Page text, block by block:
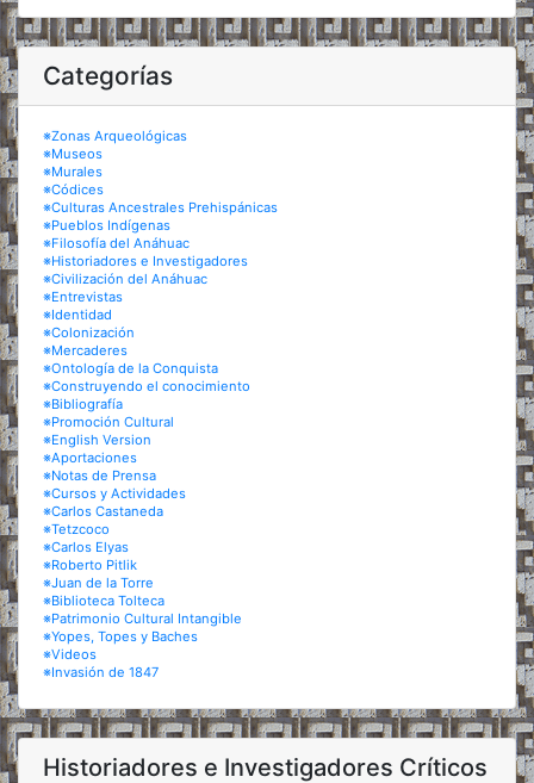
Categorías
※Zonas Arqueológicas
※Museos
※Murales
※Códices
※Culturas Ancestrales Prehispánicas
※Pueblos Indígenas
※Filosofía del Anáhuac
※Historiadores e Investigadores
※Civilización del Anáhuac
※Entrevistas
※Identidad
※Colonización
※Mercaderes
※Ontología de la Conquista
※Construyendo el conocimiento
※Bibliografía
※Promoción Cultural
※English Version
※Aportaciones
※Notas de Prensa
※Cursos y Actividades
※Carlos Castaneda
※Tetzcoco
※Carlos Elyas
※Roberto Pitlik
※Juan de la Torre
※Biblioteca Tolteca
※Patrimonio Cultural Intangible
※Yopes, Topes y Baches
※Videos
※Invasión de 1847
Historiadores e Investigadores Críticos